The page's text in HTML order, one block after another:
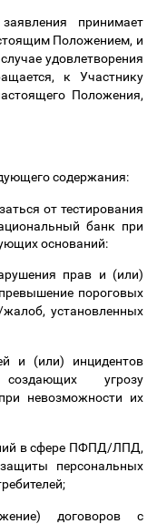
принимает
Положением, и
удовлетворения
к Участнику
Положения,
содержания:
от тестирования
банк при
оснований:
прав и (или)
пороговых
жалоб, установленных
и (или) инцидентов
создающих угрозу
невозможности их
в сфере ПФПД/ЛПД,
персональных
договоров с